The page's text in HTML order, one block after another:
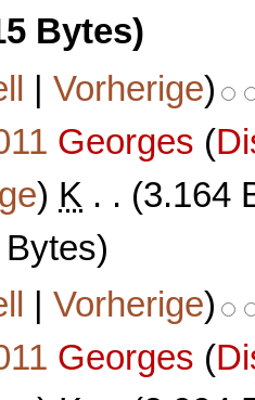
Bytes)
|Vorherige)
Georges (
) K . . (3.164
|Vorherige)
Georges (